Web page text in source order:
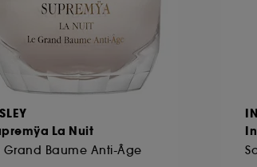
La Nuit
Grand Baume Anti-Âge